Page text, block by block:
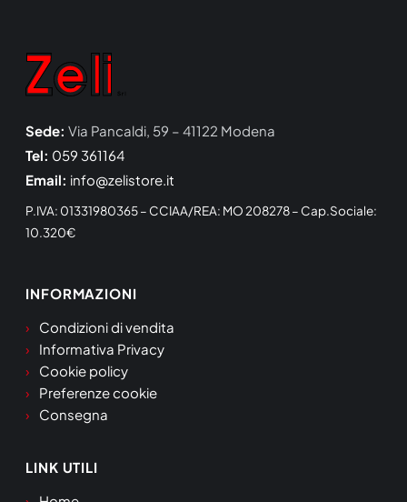
Sede: Via Pancaldi, 59 – 41122 Modena
Tel: 059 361164
Email: info@zelistore.it
P.IVA: 01331980365 – CCIAA/REA: MO 208278 – Cap.Sociale:
10.320€
INFORMAZIONI
Condizioni di vendita
Informativa Privacy
Cookie policy
Preferenze cookie
Consegna
LINK UTILI